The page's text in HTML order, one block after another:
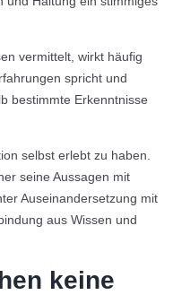
vermittelt, wirkt häufig
spricht und
bestimmte Erkenntnisse
selbst erlebt zu haben.
seine Aussagen mit
Auseinandersetzung mit
aus Wissen und
keine